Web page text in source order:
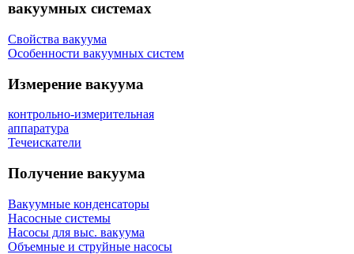
вакуумных системах
Свойства вакуума
Особенности вакуумных систем
Измерение вакуума
контрольно-измерительная
аппаратура
Течеискатели
Получение вакуума
Вакуумные конденсаторы
Насосные системы
Насосы для выс. вакуума
Объемные и струйные насосы